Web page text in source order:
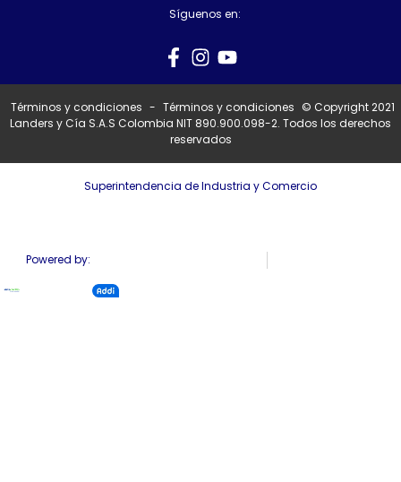
Síguenos en:
Términos y condiciones - Términos y condiciones © Copyright 2021
Landers y Cía S.A.S Colombia NIT 890.900.098-2. Todos los derechos
reservados
Superintendencia de Industria y Comercio
Powered by: